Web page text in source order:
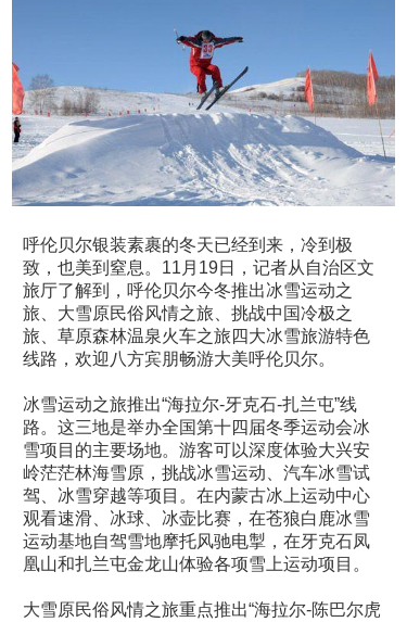
呼伦贝尔银装素裹的冬天已经到来，冷到极
致，也美到窒息。11月19日，记者从自治区文
旅厅了解到，呼伦贝尔今冬推出冰雪运动之
旅、大雪原民俗风情之旅、挑战中国冷极之
旅、草原森林温泉火车之旅四大冰雪旅游特色
线路，欢迎八方宾朋畅游大美呼伦贝尔。
冰雪运动之旅推出“海拉尔-牙克石-扎兰屯”线
路。这三地是举办全国第十四届冬季运动会冰
雪项目的主要场地。游客可以深度体验大兴安
岭茫茫林海雪原，挑战冰雪运动、汽车冰雪试
驾、冰雪穿越等项目。在内蒙古冰上运动中心
观看速滑、冰球、冰壶比赛，在苍狼白鹿冰雪
运动基地自驾雪地摩托风驰电掣，在牙克石凤
凰山和扎兰屯金龙山体验各项雪上运动项目。
大雪原民俗风情之旅重点推出“海拉尔-陈巴尔虎